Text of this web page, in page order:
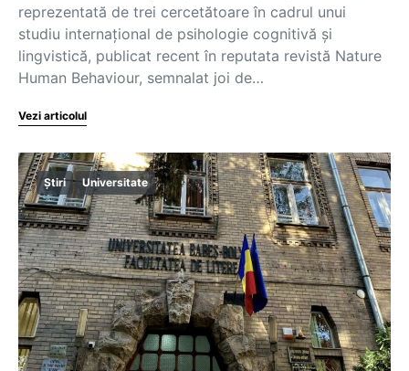
reprezentată de trei cercetătoare în cadrul unui
studiu internațional de psihologie cognitivă și
lingvistică, publicat recent în reputata revistă Nature
Human Behaviour, semnalat joi de…
Vezi articolul
Știri Universitate